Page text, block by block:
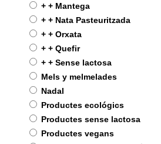
+ + Mantega
+ + Nata Pasteuritzada
+ + Orxata
+ + Quefir
+ + Sense lactosa
Mels y melmelades
Nadal
Productes ecológics
Productes sense lactosa
Productes vegans